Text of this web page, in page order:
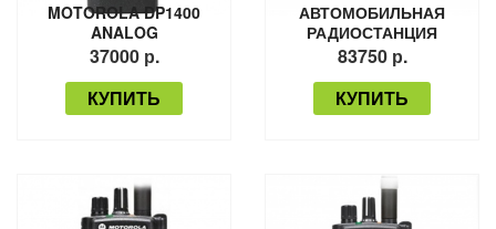
MOTOROLA DP1400
ANALOG
37000 р.
КУПИТЬ
АВТОМОБИЛЬНАЯ
РАДИОСТАНЦИЯ
MOTOROLA DM4400
83750 р.
КУПИТЬ